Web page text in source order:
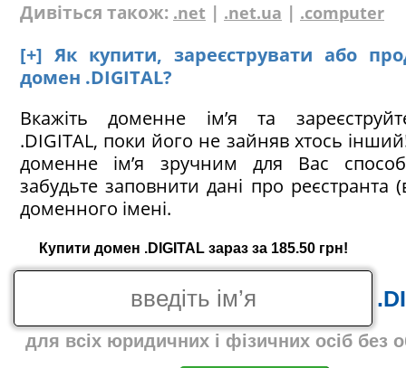
Дивіться також: .net | .net.ua | .computer
[+] Як купити, зареєструвати або
домен .DIGITAL?
Вкажіть доменне ім’я та
.DIGITAL, поки його не зайняв хтось
доменне ім’я зручним для Вас
забудьте заповнити дані про реєстранта
доменного імені.
Купити домен .DIGITAL зараз за 185.50 грн!
для всіх юридичних і фізичних осіб без